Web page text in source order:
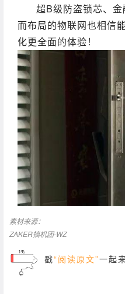
超B级防盗锁芯、金
而布局的物联网也相信
化更全面的体验！
素材来源：
ZAKER搞机团-WZ
戳“阅读原文”一起